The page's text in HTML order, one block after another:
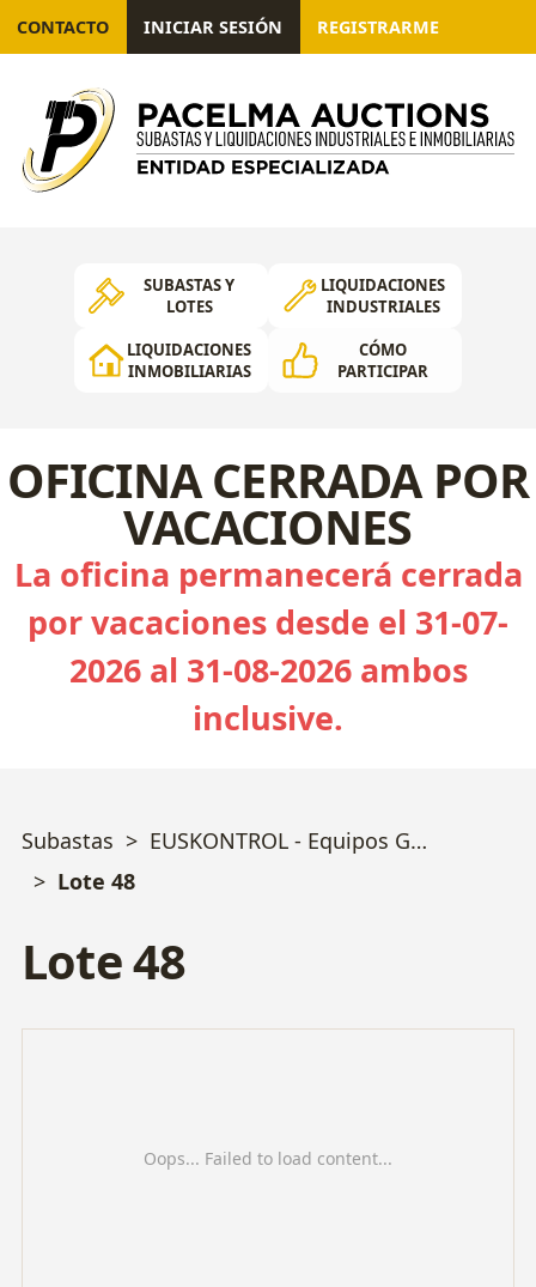
CONTACTO INICIAR SESIÓN REGISTRARME
SUBASTAS Y
LOTES
LIQUIDACIONES
INDUSTRIALES
LIQUIDACIONES
INMOBILIARIAS
CÓMO
PARTICIPAR
OFICINA CERRADA POR
VACACIONES
La oficina permanecerá cerrada
por vacaciones desde el 31-07-
2026 al 31-08-2026 ambos
inclusive.
Subastas
EUSKONTROL - Equipos Geotecnia, Sondeos, Calidad y Ensayos varios - Bizkaia
Lote 48
Lote 48
Oops... Failed to load content...